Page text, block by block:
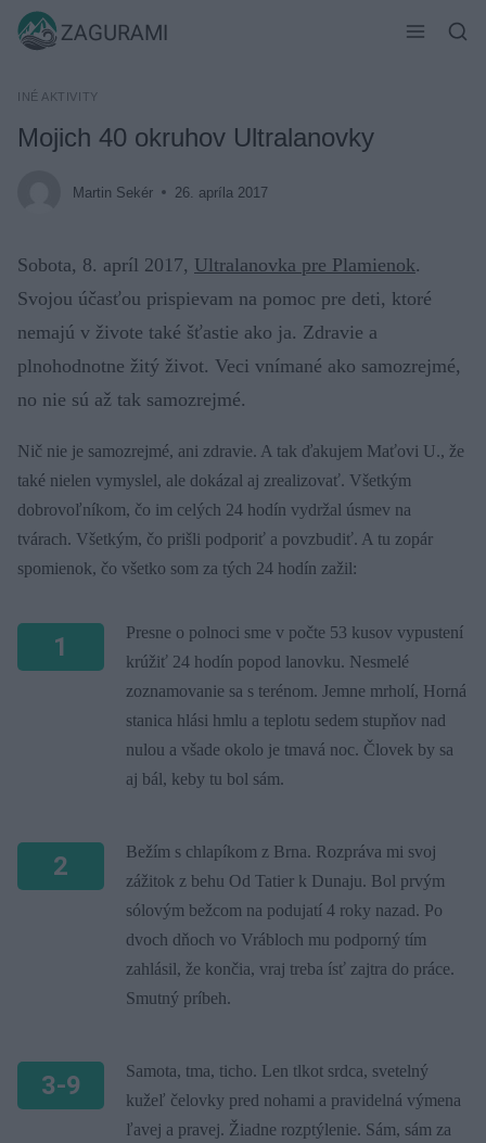
Skip
ZAGURAMI
INÉ AKTIVITY
Mojich 40 okruhov Ultralanovky
Martin Sekér 26. apríla 2017
Sobota, 8. apríl 2017, Ultralanovka pre Plamienok.
Svojou účasťou prispievam na pomoc pre deti, ktoré
nemajú v živote také šťastie ako ja. Zdravie a
plnohodnotne žitý život. Veci vnímané ako samozrejmé,
no nie sú až tak samozrejmé.
Nič nie je samozrejmé, ani zdravie. A tak ďakujem Maťovi U., že
také nielen vymyslel, ale dokázal aj zrealizovať. Všetkým
dobrovoľníkom, čo im celých 24 hodín vydržal úsmev na
tvárach. Všetkým, čo prišli podporiť a povzbudiť. A tu zopár
spomienok, čo všetko som za tých 24 hodín zažil:
1
Presne o polnoci sme v počte 53 kusov vypustení
krúžiť 24 hodín popod lanovku. Nesmelé
zoznamovanie sa s terénom. Jemne mrholí, Horná
stanica hlási hmlu a teplotu sedem stupňov nad
nulou a všade okolo je tmavá noc. Človek by sa
aj bál, keby tu bol sám.
2
Bežím s chlapíkom z Brna. Rozpráva mi svoj
zážitok z behu Od Tatier k Dunaju. Bol prvým
sólovým bežcom na podujatí 4 roky nazad. Po
dvoch dňoch vo Vrábloch mu podporný tím
zahlásil, že končia, vraj treba ísť zajtra do práce.
Smutný príbeh.
3-9
Samota, tma, ticho. Len tlkot srdca, svetelný
kužeľ čelovky pred nohami a pravidelná výmena
ľavej a pravej. Žiadne rozptýlenie. Sám, sám za